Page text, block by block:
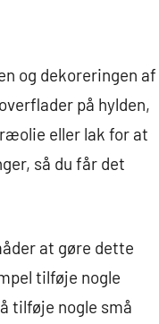
og dekoreringen af
på hylden,
eller lak for at
så du får det
at gøre dette
tilføje nogle
tilføje nogle små